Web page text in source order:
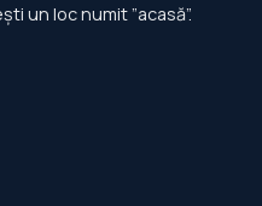
un loc numit ”acasă”.